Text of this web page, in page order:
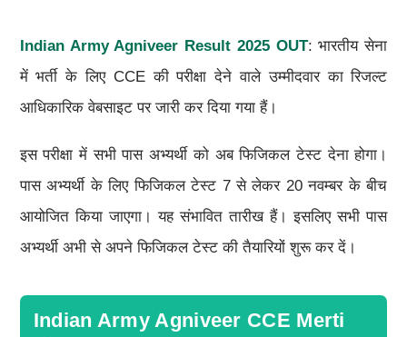
Indian Army Agniveer Result 2025 OUT: भारतीय सेना
में भर्ती के लिए CCE की परीक्षा देने वाले उम्मीदवार का रिजल्ट
आधिकारिक वेबसाइट पर जारी कर दिया गया हैं।
इस परीक्षा में सभी पास अभ्यर्थी को अब फिजिकल टेस्ट देना होगा।
पास अभ्यर्थी के लिए फिजिकल टेस्ट 7 से लेकर 20 नवम्बर के बीच
आयोजित किया जाएगा। यह संभावित तारीख हैं। इसलिए सभी पास
अभ्यर्थी अभी से अपने फिजिकल टेस्ट की तैयारियों शुरू कर दें।
Indian Army Agniveer CCE Merti